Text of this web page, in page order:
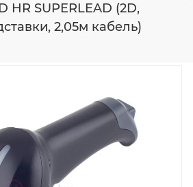
HR SUPERLEAD (2D,
2,05м кабель)